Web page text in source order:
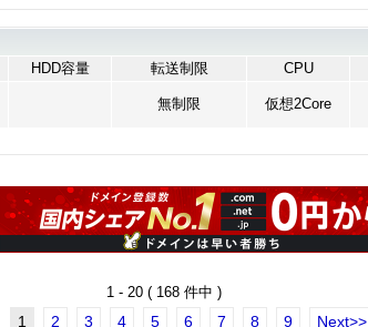
HDD容量 転送制限 CPU
無制限 仮想2Core
1 - 20 ( 168 件中 )
1 2 3 4 5 6 7 8 9 Next>>